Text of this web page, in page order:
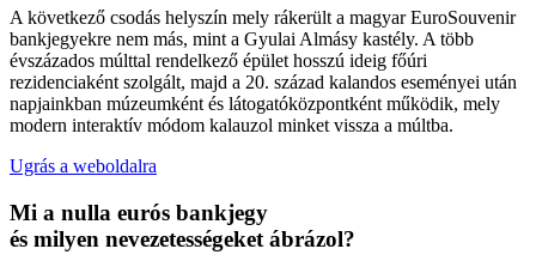
A következő csodás helyszín mely rákerült a magyar EuroSouvenir
bankjegyekre nem más, mint a Gyulai Almásy kastély. A több
évszázados múlttal rendelkező épület hosszú ideig főúri
rezidenciaként szolgált, majd a 20. század kalandos eseményei után
napjainkban múzeumként és látogatóközpontként működik, mely
modern interaktív módom kalauzol minket vissza a múltba.
Ugrás a weboldalra
Mi a nulla eurós bankjegy
és milyen nevezetességeket ábrázol?